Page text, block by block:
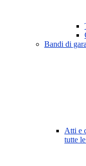
Bandi di
Atti e
tutte